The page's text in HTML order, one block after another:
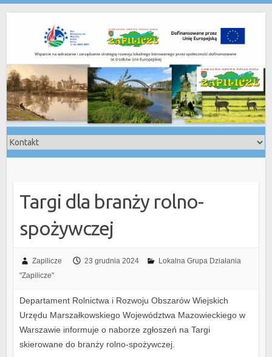
Targi dla branży rolno-
spożywczej
Zapilicze 23 grudnia 2024
Lokalna Grupa Działania
"Zapilicze"
Departament Rolnictwa i Rozwoju Obszarów Wiejskich
Urzędu Marszałkowskiego Województwa Mazowieckiego w
Warszawie informuje o naborze zgłoszeń na Targi
skierowane do branży rolno-spożywczej.